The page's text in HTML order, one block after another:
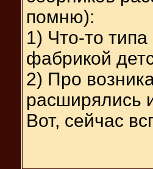
помню):
1) Что-то
фабрикой
2) Про
расширялись
Вот, сейчас